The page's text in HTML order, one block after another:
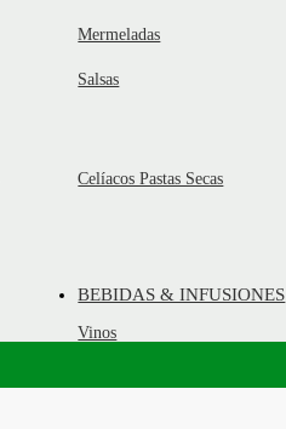
Mermeladas
Salsas
Celíacos Pastas Secas
BEBIDAS & INFUSIONES
Vinos